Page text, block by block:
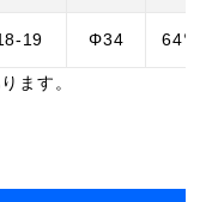
19 Φ34 64°
ます。